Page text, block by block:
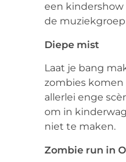
een kindershow
de muziekgroep
Diepe mist
Laat je bang
zombies
allerlei enge
om in
niet te maken.
Zombie run in